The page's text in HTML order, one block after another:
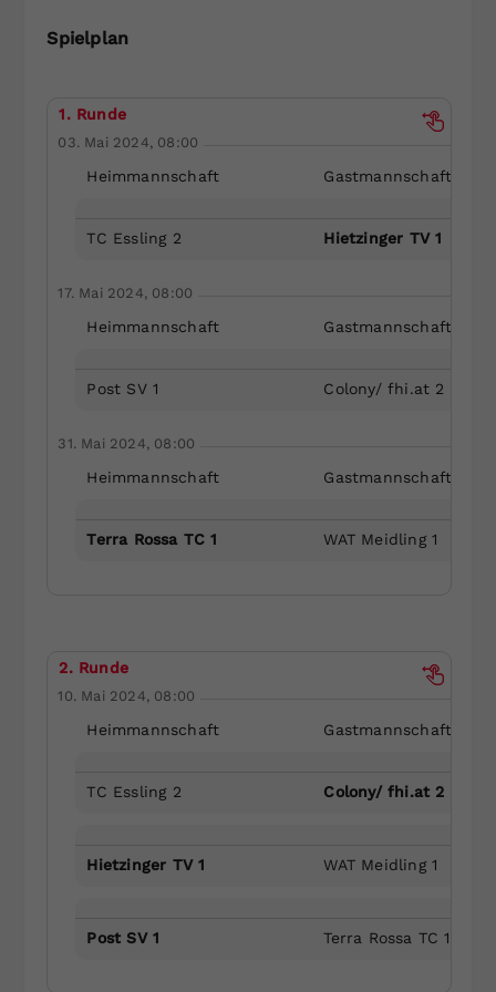
Spielplan
1. Runde
03. Mai 2024, 08:00
Heimmannschaft Gastmannschaft
TC Essling 2 Hietzinger TV 1
17. Mai 2024, 08:00
Heimmannschaft Gastmannschaft
Post SV 1 Colony/ fhi.at 2
31. Mai 2024, 08:00
Heimmannschaft Gastmannschaft
Terra Rossa TC 1 WAT Meidling 1
2. Runde
10. Mai 2024, 08:00
Heimmannschaft Gastmannschaft
TC Essling 2 Colony/ fhi.at 2
Hietzinger TV 1 WAT Meidling 1
Post SV 1 Terra Rossa TC 1
vorgenommen Einstellungen, falls der
Webseiten-Betreiber dies eingestellt
hat.